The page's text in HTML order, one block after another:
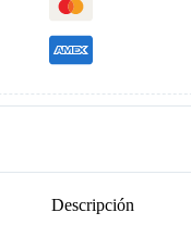
Descripción